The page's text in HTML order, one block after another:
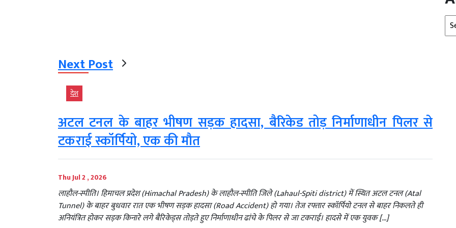
Next Post
देश
अटल टनल के बाहर भीषण सड़क हादसा, बैरिकेड तोड़ निर्माणाधीन पिलर से
टकराई स्कॉर्पियो, एक की मौत
Thu Jul 2 , 2026
लाहौल-स्पीति। हिमाचल प्रदेश (Himachal Pradesh) के लाहौल-स्पीति जिले (Lahaul-Spiti district) में स्थित अटल टनल (Atal
Tunnel) के बाहर बुधवार रात एक भीषण सड़क हादसा (Road Accident) हो गया। तेज रफ्तार स्कॉर्पियो टनल से बाहर निकलते ही
अनियंत्रित होकर सड़क किनारे लगे बैरिकेड्स तोड़ते हुए निर्माणाधीन ढांचे के पिलर से जा टकराई। हादसे में एक युवक […]